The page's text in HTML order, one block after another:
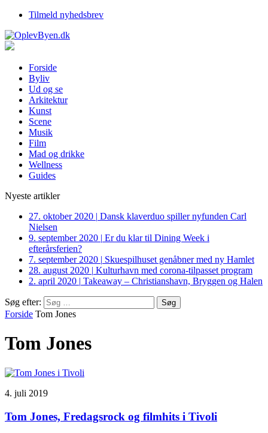
Tilmeld nyhedsbrev
Forside
Byliv
Ud og se
Arkitektur
Kunst
Scene
Musik
Film
Mad og drikke
Wellness
Guides
Nyeste artikler
27. oktober 2020 | Dansk klaverduo spiller nyfunden Carl
Nielsen
9. september 2020 | Er du klar til Dining Week i
efterårsferien?
7. september 2020 | Skuespilhuset genåbner med ny Hamlet
28. august 2020 | Kulturhavn med corona-tilpasset program
2. april 2020 | Takeaway – Christianshavn, Bryggen og Halen
Søg efter:
Forside Tom Jones
Tom Jones
4. juli 2019
Tom Jones, Fredagsrock og filmhits i Tivoli